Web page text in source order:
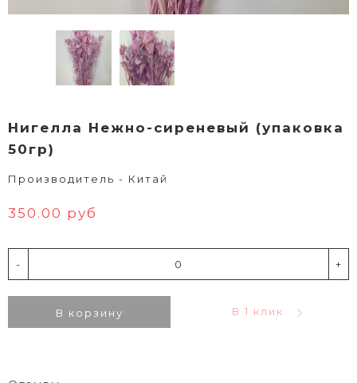
Нигелла Нежно-сиреневый (упаковка
50гр)
Производитель - Китай
350.00 руб
- +
В корзину В 1 клик